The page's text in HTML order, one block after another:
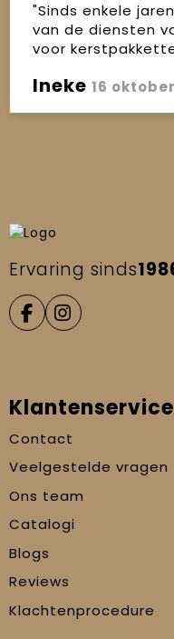
"Sinds enkele
van de diensten
voor
Ineke 16
Ervaring sinds
Klantenservice
Contact
Veelgestelde vragen
Ons team
Catalogi
Blogs
Reviews
Klachtenprocedure